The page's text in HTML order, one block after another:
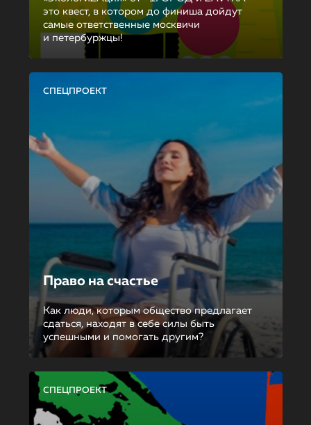
это квест, в котором до финиша дойдут
самые ответственные москвичи
и петербуржцы!
СПЕЦПРОЕКТ
Право на счастье
Как люди, которым общество предлагает
сдаться, находят в себе силы быть
успешными и помогать другим?
СПЕЦПРОЕКТ